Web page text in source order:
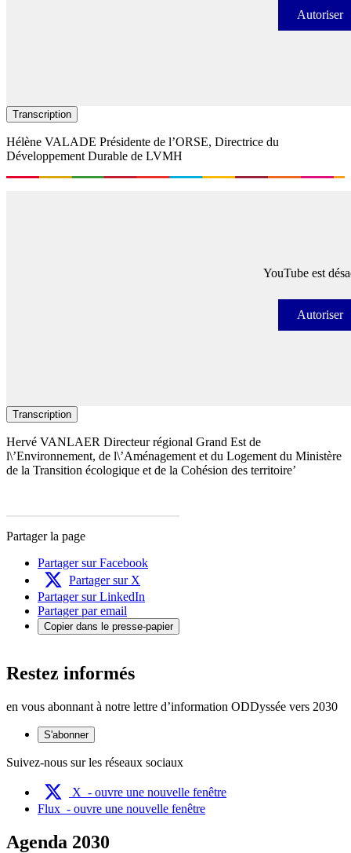
Autoriser
Transcription
Hélène VALADE Présidente de l’ORSE, Directrice du
Développement Durable de LVMH
YouTube est
Autoriser
Transcription
Hervé VANLAER Directeur régional Grand Est de
l\’Environnement, de l\’Aménagement et du Logement du Ministère
de la Transition écologique et de la Cohésion des territoire’
Partager la page
Partager sur Facebook
Partager sur X
Partager sur LinkedIn
Partager par email
Copier dans le presse-papier
Restez informés
en vous abonnant à notre lettre d’information ODDyssée vers 2030
S'abonner
Suivez-nous sur les réseaux sociaux
X - ouvre une nouvelle fenêtre
Flux - ouvre une nouvelle fenêtre
Agenda 2030